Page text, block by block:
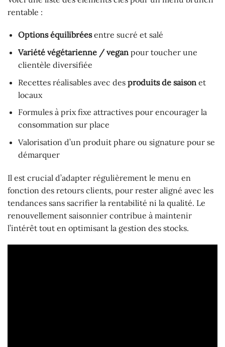
rentable :
Options équilibréesentre sucré et salé
Variété végétarienne / veganpour toucher une
clientèle diversifiée
Recettes réalisables avec des produits de saisonet
locaux
Formules à prix fixe attractives pour encourager la
consommation sur place
Valorisation d’un produit phare ou signature pour se
démarquer
Il est crucial d’adapter régulièrement le menu en
fonction des retours clients, pour rester aligné avec les
tendances sans sacrifier la rentabilité ni la qualité. Le
renouvellement saisonnier contribue à maintenir
l’intérêt tout en optimisant la gestion des stocks.